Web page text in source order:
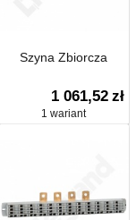
Szyna Zbiorcza
1 061,52 zł
1 wariant